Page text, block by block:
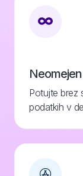
Potujte brez
podatkih v